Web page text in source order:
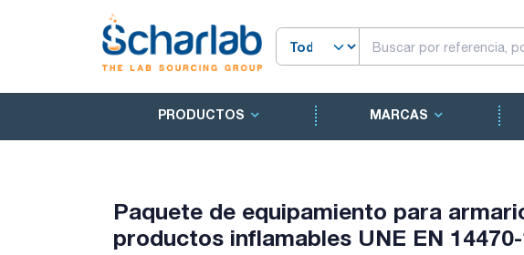
PRODUCTOS MARCAS
Paquete de equipamiento para
productos inflamables UNE EN